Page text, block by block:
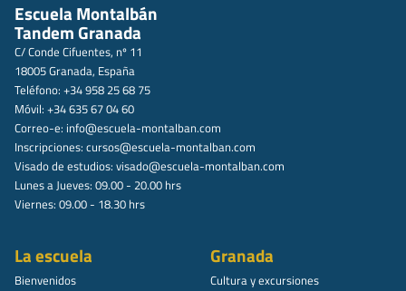
Escuela Montalbán
Tandem Granada
C/ Conde Cifuentes, nº 11
18005 Granada, España
Teléfono: +34 958 25 68 75
Móvil: +34 635 67 04 60
Correo-e: info@escuela-montalban.com
Inscripciones: cursos@escuela-montalban.com
Visado de estudios: visado@escuela-montalban.com
Lunes a Jueves: 09.00 - 20.00 hrs
Viernes: 09.00 - 18.30 hrs
La escuela
Bienvenidos
Granada
Cultura y excursiones